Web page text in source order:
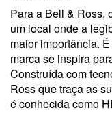
Para a Bell & Ross,
um local onde a
maior importância.
marca se inspira
Construída com
Ross que traça as
é conhecida como